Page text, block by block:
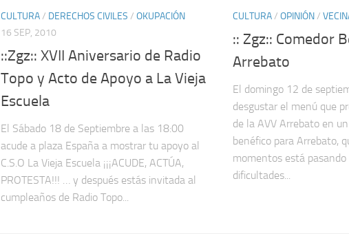
CULTURA/ DERECHOS CIVILES / OKUPACIÓN
16 SEP, 2010
::Zgz:: XVII Aniversario de Radio
Topo y Acto de Apoyo a La Vieja
Escuela
El Sábado 18 de Septiembre a las 18:00
acude a plaza España a mostrar tu apoyo al
C.S.O La Vieja Escuela ¡¡¡ACUDE, ACTÚA,
PROTESTA!!! … y después estás invitada al
cumpleaños de Radio Topo...
CULTURA/ OPINIÓN/
:: Zgz:: Comedor
Arrebato
El domingo 12 de
desgustar el menú que
de la AVV Arrebato en
benéfico para Arrebato,
momentos está pasando
dificultades...